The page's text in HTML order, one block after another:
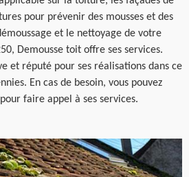
pour prévenir des mousses et des
et le nettoyage de votre
Demousse toit offre ses services.
et réputé pour ses réalisations dans ce
En cas de besoin, vous pouvez
faire appel à ses services.